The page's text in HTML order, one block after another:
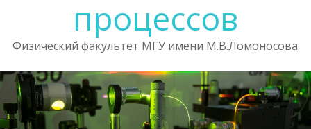
процессов
Физический факультет МГУ имени М.В.Ломоносова